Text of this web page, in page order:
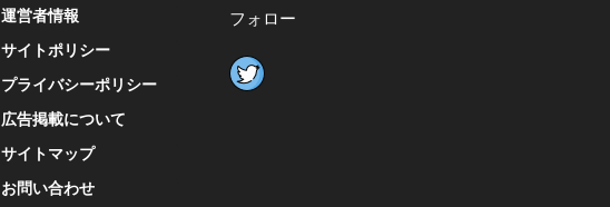
運営者情報
サイトポリシー
プライバシーポリシー
広告掲載について
サイトマップ
お問い合わせ
フォロー